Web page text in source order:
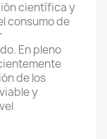
científica y
consumo de
En pleno
de los
y